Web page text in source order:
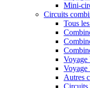
Mini-
Circuits
Tous
Voyage
Voyage
Autres
Circuits